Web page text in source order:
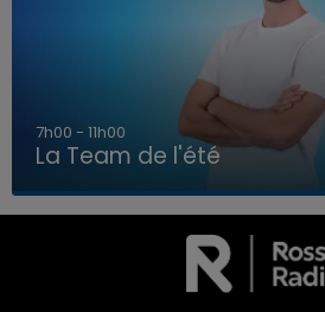
LA TEAM DE L'ÉTÉ
7h00 - 11h00
La Team de l'été